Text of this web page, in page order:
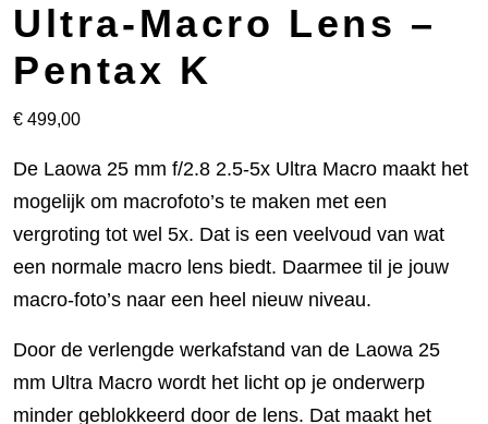
Ultra-Macro Lens –
Pentax K
€ 499,00
De Laowa 25 mm f/2.8 2.5-5x Ultra Macro maakt het
mogelijk om macrofoto’s te maken met een
vergroting tot wel 5x. Dat is een veelvoud van wat
een normale macro lens biedt. Daarmee til je jouw
macro-foto’s naar een heel nieuw niveau.
Door de verlengde werkafstand van de Laowa 25
mm Ultra Macro wordt het licht op je onderwerp
minder geblokkeerd door de lens. Dat maakt het